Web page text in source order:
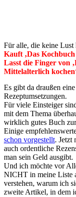
Für alle, die keine Lust
Kauft ‚Das
Lasst die Finger von
Mittelalterlich
Es gibt da draußen
Rezeptumsetzungen.
Für viele Einsteiger
mit dem Thema
wirklich gutes Buch
Einige
schon vorgestellt. Jetzt
auch ordentliche
man sein Geld ausgibt.
Und ich möchte vor
NICHT in meine Liste
verstehen, warum ich
zweite Artikel, in dem